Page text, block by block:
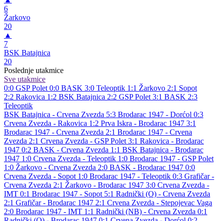
6
Žarkovo
20
▲
7
BSK Batajnica
20
Poslednje utakmice
Sve utakmice
0:0 GSP Polet 0:0 BASK 3:0 Teleoptik 1:1 Žarkovo 2:1 Sopot
2:2 Rakovica 1:2 BSK Batajnica 2:2 GSP Polet 3:1 BASK 2:3
Teleoptik
BSK Batajnica - Crvena Zvezda 5:3 Brodarac 1947 - Dorćol 0:3
Crvena Zvezda - Rakovica 1:2 Prva Iskra - Brodarac 1947 3:1
Brodarac 1947 - Crvena Zvezda 2:1 Brodarac 1947 - Crvena
Zvezda 2:1 Crvena Zvezda - GSP Polet 3:1 Rakovica - Brodarac
1947 0:2 BASK - Crvena Zvezda 1:1 BSK Batajnica - Brodarac
1947 1:0 Crvena Zvezda - Teleoptik 1:0 Brodarac 1947 - GSP Polet
1:0 Žarkovo - Crvena Zvezda 2:0 BASK - Brodarac 1947 0:0
Crvena Zvezda - Sopot 1:0 Brodarac 1947 - Teleoptik 0:3 Grafičar -
Crvena Zvezda 2:1 Žarkovo - Brodarac 1947 3:0 Crvena Zvezda -
IMT 0:1 Brodarac 1947 - Sopot 5:1 Radnički (O) - Crvena Zvezda
2:1 Grafičar - Brodarac 1947 2:1 Crvena Zvezda - Stepojevac Vaga
2:0 Brodarac 1947 - IMT 1:1 Radnički (NB) - Crvena Zvezda 0:1